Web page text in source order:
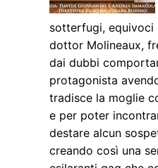
sotterfugi, equivoci
dottor Molineaux,
dai dubbi
protagonista
tradisce la moglie
e per poter
destare alcun
creando così una